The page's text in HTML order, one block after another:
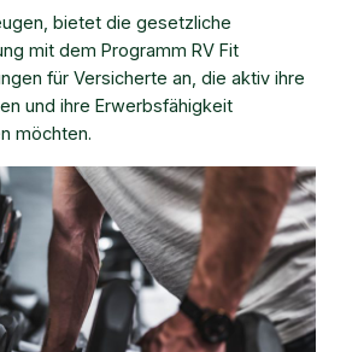
bietet die gesetzliche
mit dem Programm RV Fit
für Versicherte an, die aktiv ihre
und ihre Erwerbsfähigkeit
möchten.